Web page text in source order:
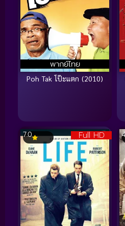
พากย์ไทย
Poh Tak โป๊ะแตก (2010)
Full HD
7.0